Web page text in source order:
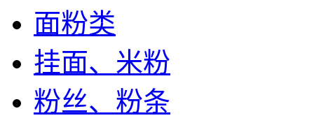
面粉类
挂面、米粉
粉丝、粉条